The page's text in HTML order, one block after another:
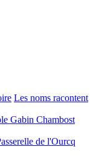
Les noms racontent
Gabin Chambost
de l'Ourcq